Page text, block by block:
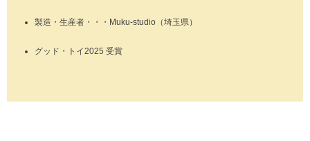
製造・生産者・・・Muku-studio（埼玉県）
グッド・トイ2025 受賞